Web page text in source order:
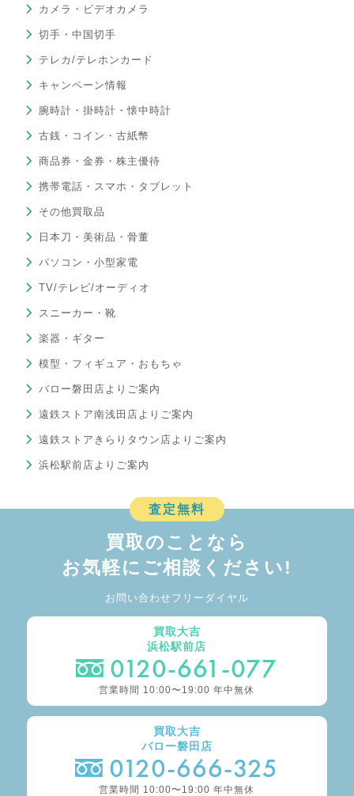
カメラ・ビデオカメラ
切手・中国切手
テレカ/テレホンカード
キャンペーン情報
腕時計・掛時計・懐中時計
古銭・コイン・古紙幣
商品券・金券・株主優待
携帯電話・スマホ・タブレット
その他買取品
日本刀・美術品・骨董
パソコン・小型家電
TV/テレビ/オーディオ
スニーカー・靴
楽器・ギター
模型・フィギュア・おもちゃ
バロー磐田店よりご案内
遠鉄ストア南浅田店よりご案内
遠鉄ストアきらりタウン店よりご案内
浜松駅前店よりご案内
査定無料
買取のことなら
お気軽にご相談ください!
お問い合わせフリーダイヤル
買取大吉
浜松駅前店
0120-661-077
営業時間 10:00〜19:00 年中無休
買取大吉
バロー磐田店
0120-666-325
営業時間 10:00〜19:00 年中無休